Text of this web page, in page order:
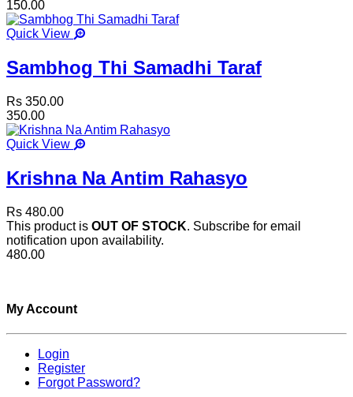
150.00
Quick View
Sambhog Thi Samadhi Taraf
Rs 350.00
350.00
Quick View
Krishna Na Antim Rahasyo
Rs 480.00
This product is OUT OF STOCK. Subscribe for email
notification upon availability.
480.00
My Account
Login
Register
Forgot Password?